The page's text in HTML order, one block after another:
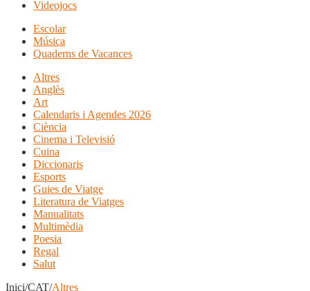
Videojocs
Escolar
Música
Quaderns de Vacances
Altres
Anglès
Art
Calendaris i Agendes 2026
Ciència
Cinema i Televisió
Cuina
Diccionaris
Esports
Guies de Viatge
Literatura de Viatges
Manualitats
Multimèdia
Poesia
Regal
Salut
Inici/CAT/Altres